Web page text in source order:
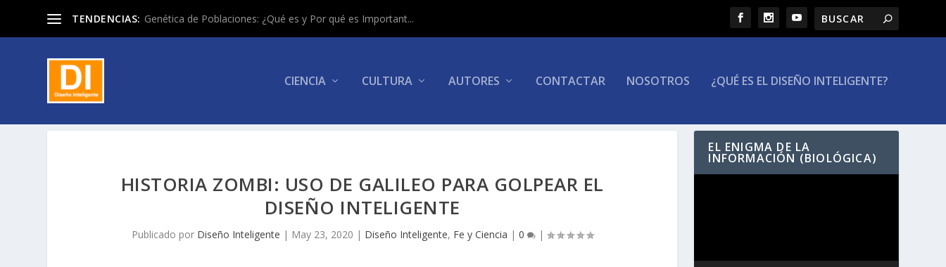
TENDENCIAS: Genética de Poblaciones: ¿Qué es y Por qué es Important...
CIENCIA CULTURA AUTORES CONTACTAR NOSOTROS ¿QUÉ ES EL DISEÑO INTELIGENTE?
HISTORIA ZOMBI: USO DE GALILEO PARA GOLPEAR EL
DISEÑO INTELIGENTE
Publicado por Diseño Inteligente | May 23, 2020 | Diseño Inteligente, Fe y Ciencia | 0 |
EL ENIGMA DE LA
INFORMACIÓN (BIOLÓGICA)